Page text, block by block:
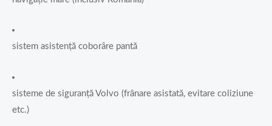
sistem asistență coborâre pantă
sisteme de siguranță Volvo (frânare asistată, evitare coliziune
etc.)